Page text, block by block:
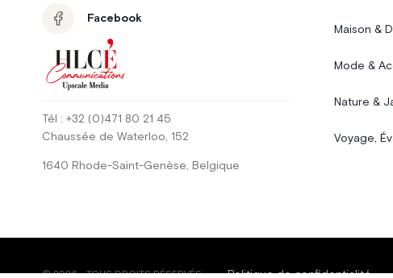
Facebook
Tél
: +32 (0)471 80 21 45
Chaussée de Waterloo , 152
1640 Rhode-Saint-Genèse Belgique
Maison &
Mode &
Nature &
Voyage,
©2026-TOUS DROITS RÉSERVÉS Politique de confidentialité